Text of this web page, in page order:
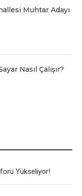
Muhtar Adayı
Nasıl Çalışır?
Yükseliyor!